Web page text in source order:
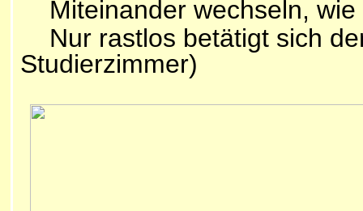
Miteinander wechseln, wie
Nur rastlos betätigt
Studierzimmer)